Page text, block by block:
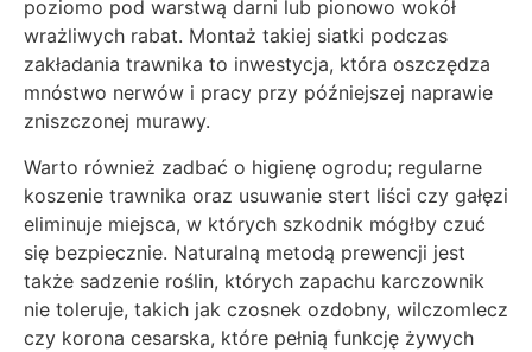
poziomo pod warstwą darni lub pionowo wokół
wrażliwych rabat. Montaż takiej siatki podczas
zakładania trawnika to inwestycja, która oszczędza
mnóstwo nerwów i pracy przy późniejszej naprawie
zniszczonej murawy.
Warto również zadbać o higienę ogrodu; regularne
koszenie trawnika oraz usuwanie stert liści czy gałęzi
eliminuje miejsca, w których szkodnik mógłby czuć
się bezpiecznie. Naturalną metodą prewencji jest
także sadzenie roślin, których zapachu karczownik
nie toleruje, takich jak czosnek ozdobny, wilczomlecz
czy korona cesarska, które pełnią funkcję żywych